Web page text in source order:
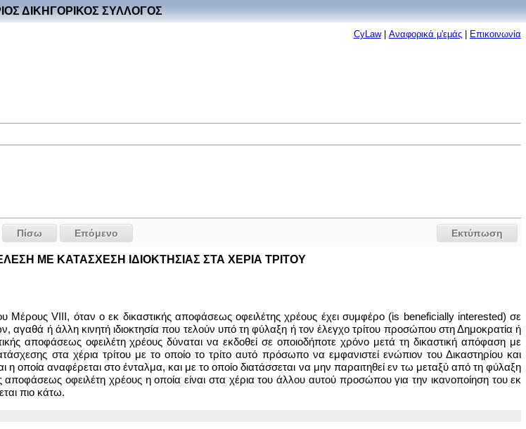
ΔΙΚΗΓΟΡΙΚΟΣ ΣΥΛΛΟΓΟΣ
CyLaw| Αναφορικά μ'εμάς| Επικοινωνία
Εκτύπωση
Πίσω
Επόμενο
ΜΕ ΚΑΤΑΣΧΕΣΗ ΙΔΙΟΚΤΗΣΙΑΣ ΣΤΑ ΧΕΡΙΑ ΤΡΙΤΟΥ
Μέρους VIII, όταν ο εκ δικαστικής αποφάσεως οφειλέτης χρέους έχει συμφέρο (is beneficially interested) σε
ή άλλη κινητή ιδιοκτησία που τελούν υπό τη φύλαξη ή τον έλεγχο τρίτου προσώπου στη Δημοκρατία ή
αποφάσεως οφειλέτη χρέους δύναται να εκδοθεί σε οποιοδήποτε χρόνο μετά τη δικαστική απόφαση με
στα χέρια τρίτου με το οποίο το τρίτο αυτό πρόσωπο να εμφανιστεί ενώπιον του Δικαστηρίου και
η οποία αναφέρεται στο ένταλμα, και με το οποίο διατάσσεται να μην παραιτηθεί εν τω μεταξύ από τη φύλαξη
αποφάσεως οφειλέτη χρέους η οποία είναι στα χέρια του άλλου αυτού προσώπου για την ικανοποίηση του εκ
πιο κάτω.